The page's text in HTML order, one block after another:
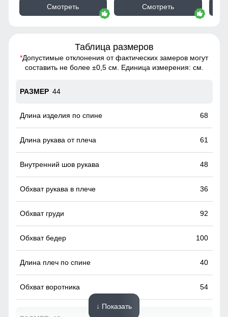
Смотреть Смотреть
Таблица размеров
*Допустимые отклонения от фактических замеров могут
составить не более ±0,5 см. Единица измерения: см.
44
68
61
48
36
92
100
40
54
↓ Показать